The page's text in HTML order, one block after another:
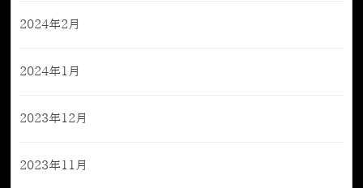
2024年2月
2024年1月
2023年12月
2023年11月